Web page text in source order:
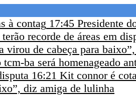
à contag 17:45 Presidente
recorde de áreas em
virou de cabeça para
tcm-ba será homenageado
16:21 Kit connor é
diz amiga de lulinha